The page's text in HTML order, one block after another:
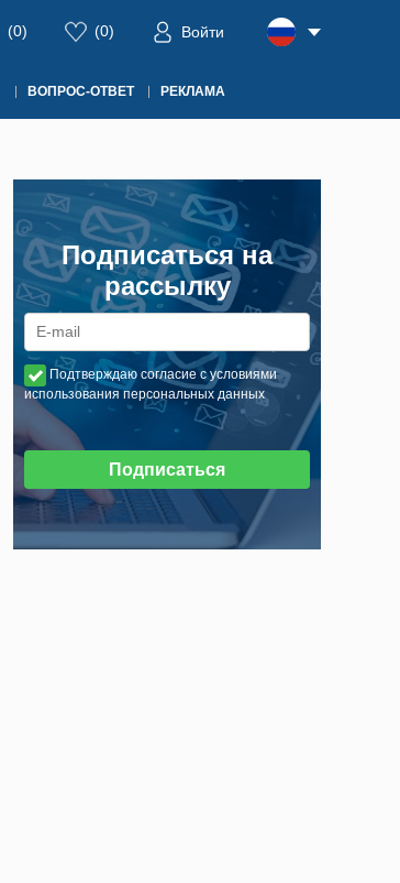
(0) (0) Войти
ВОПРОС-ОТВЕТ РЕКЛАМА
Подписаться на
рассылку
Подтверждаю согласие с условиями
использования персональных данных
Подписаться